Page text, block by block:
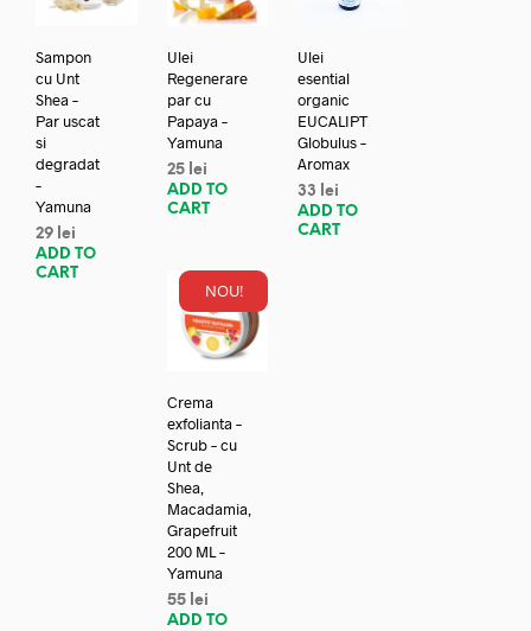
Sampon
cu Unt
Shea –
Par uscat
si
degradat
–
Yamuna
29 lei
ADD TO
CART
Ulei
Regenerare
par cu
Papaya –
Yamuna
25 lei
ADD TO
CART
Ulei
esential
organic
EUCALIPT
Globulus –
Aromax
33
lei
ADD TO
CART
NOU!
Crema
exfolianta –
Scrub – cu
Unt de
Shea,
Macadamia,
Grapefruit
200 ML –
Yamuna
55 lei
ADD TO